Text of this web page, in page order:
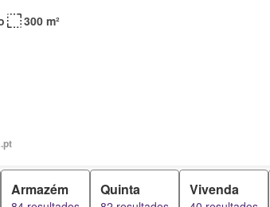
300 m²
Armazém Quinta Vivenda